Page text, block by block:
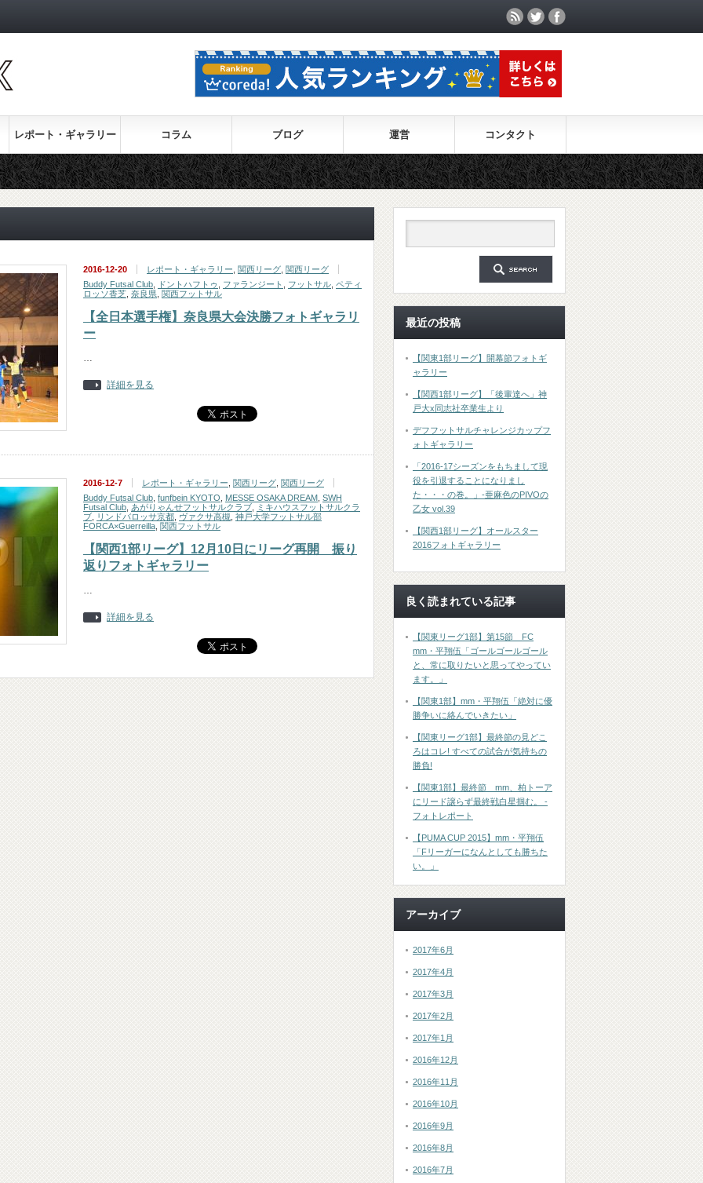
レポート・ギャラリー コラム ブログ 運営 コンタクト
2016-12-20 レポート・ギャラリー 関西リーグ 関西リーグ
Buddy Futsal Club
ドントハフトゥ ファランジート フットサル ペティ
ロッソ香芝 奈良県 関西フットサル
【全日本選手権】奈良県大会決勝フォトギャラリ
ー
…
詳細を見る
2016-12-7 レポート・ギャラリー 関西リーグ 関西リーグ
Buddy Futsal Club funfbein KYOTO MESSE OSAKA DREAM SWH
Futsal Club あがりゃんせフットサルクラブ
ミキハウスフットサルクラ
ブ
リンドバロッサ京都 ヴァクサ高槻 神戸大学フットサル部
FORCA×Guerreilla 関西フットサル
【関西1部リーグ】12月10日にリーグ再開 振り
返りフォトギャラリー
…
詳細を見る
最近の投稿
【関東1部リーグ】開幕節フォトギ
ャラリー
【関西1部リーグ】「後輩達へ」神
戸大x同志社卒業生より
デフフットサルチャレンジカップフ
ォトギャラリー
「2016-17シーズンをもちまして現
役を引退することになりまし
た・・・の巻。」-亜麻色のPIVOの
乙女 vol.39
【関西1部リーグ】オールスター
2016フォトギャラリー
良く読まれている記事
【関東リーグ1部】第15節 FC
mm・平翔伍「ゴールゴールゴール
と、常に取りたいと思ってやってい
ます。」
【関東1部】mm・平翔伍「絶対に優
勝争いに絡んでいきたい」
【関東リーグ1部】最終節の見どこ
ろはコレ! すべての試合が気持ちの
勝負!
【関東1部】最終節 mm、柏トーア
にリード譲らず最終戦白星掴む。 -
フォトレポート
【PUMA CUP 2015】mm・平翔伍
「Fリーガーになんとしても勝ちた
い。」
アーカイブ
2017年6月
2017年4月
2017年3月
2017年2月
2017年1月
2016年12月
2016年11月
2016年10月
2016年9月
2016年8月
2016年7月